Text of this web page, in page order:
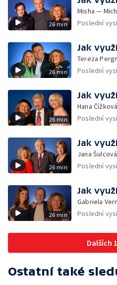
26 min
Misha —
Poslední
26 min
Jak
Tereza
Poslední
26 min
Jak
Hana
Poslední
26 min
Jak
Jana
Poslední
26 min
Jak
Gabriela
Poslední
Dalších
Ostatní také